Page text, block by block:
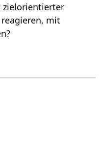
zielorientierter
mit